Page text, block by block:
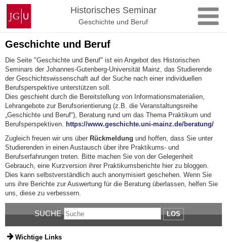
Zum
Inhalt
springen
Johannes
Gutenberg-
Universität
Mainz
Historisches Seminar
Geschichte und Beruf
Geschichte und Beruf
Die Seite "Geschichte und Beruf" ist ein Angebot des Historischen
Seminars der Johannes-Gutenberg-Universität Mainz, das Studierende
der Geschichtswissenschaft auf der Suche nach einer individuellen
Berufsperspektive unterstützen soll.
Dies geschieht durch die Bereitstellung von Informationsmaterialien,
Lehrangebote zur Berufsorientierung (z.B. die Veranstaltungsreihe
„Geschichte und Beruf“), Beratung rund um das Thema Praktikum und
Berufsperspektiven. https://www.geschichte.uni-mainz.de/beratung/
Zugleich freuen wir uns über Rückmeldung und hoffen, dass Sie unter
Studierenden in einen Austausch über ihre Praktikums- und
Berufserfahrungen treten. Bitte machen Sie von der Gelegenheit
Gebrauch, eine Kurzversion ihrer Praktikumsberichte hier zu bloggen.
Dies kann selbstverständlich auch anonymisiert geschehen. Wenn Sie
uns ihre Berichte zur Auswertung für die Beratung überlassen, helfen Sie
uns, diese zu verbessern.
SUCHE LOS
Wichtige Links